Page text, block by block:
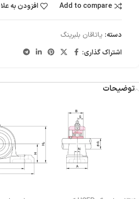
Add to compare افزودن به
دسته: یاتاقان بلبرینگ
اشتراک گذاری:
توضیحات